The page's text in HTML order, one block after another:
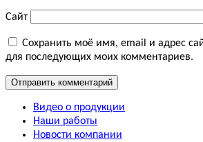
Сайт
Сохранить моё имя, email и адрес
для последующих моих комментариев.
Видео о продукции
Наши работы
Новости компании